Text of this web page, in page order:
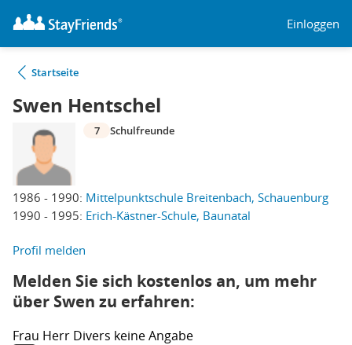
Einloggen
Startseite
Swen Hentschel
1986 - 1990: Mittelpunktschule Breitenbach, Schauenburg
1990 - 1995: Erich-Kästner-Schule, Baunatal
7 Schulfreunde
Profil melden
Melden Sie sich kostenlos an, um mehr
über Swen zu erfahren:
Frau Herr Divers keine Angabe